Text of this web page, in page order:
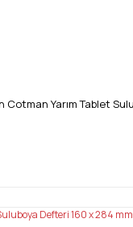
Yarım Tablet